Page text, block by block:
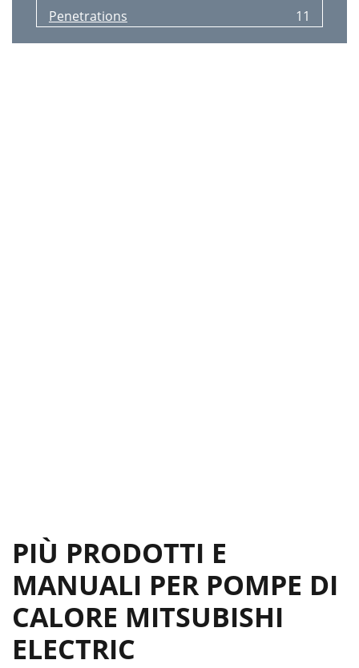
Penetrations
11
Warning:
13
PIÙ PRODOTTI E
MANUALI PER POMPE DI
CALORE MITSUBISHI
ELECTRIC